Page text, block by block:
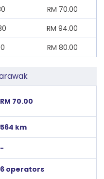
RM 70.00
RM 94.00
RM 80.00
RM 70.00
564 km
-
6 operators